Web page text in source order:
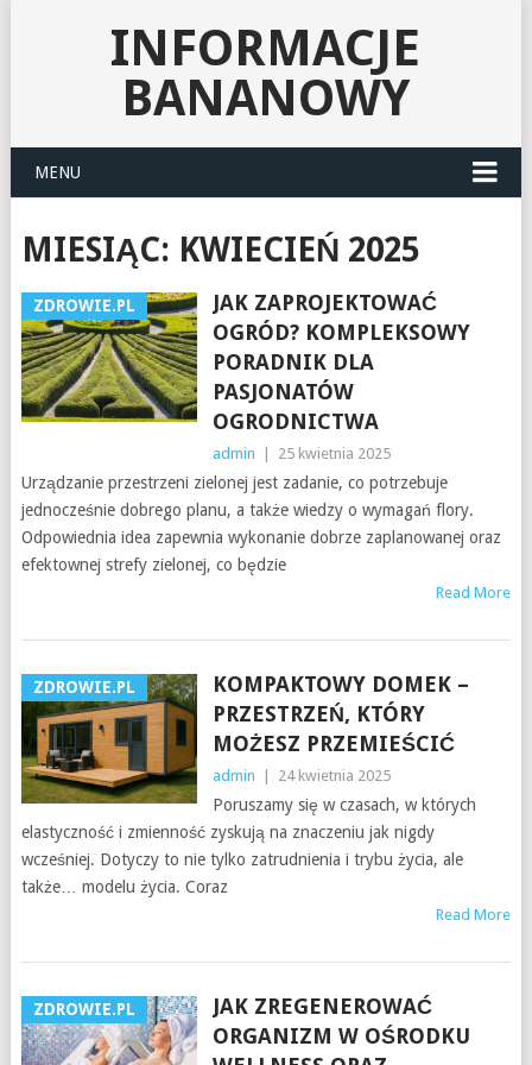
INFORMACJE
BANANOWY
MENU
MIESIĄC: KWIECIEŃ 2025
ZDROWIE.PL
JAK ZAPROJEKTOWAĆ
OGRÓD? KOMPLEKSOWY
PORADNIK DLA
PASJONATÓW
OGRODNICTWA
admin 25 kwietnia 2025
Urządzanie przestrzeni zielonej jest zadanie, co potrzebuje
jednocześnie dobrego planu, a także wiedzy o wymagań flory.
Odpowiednia idea zapewnia wykonanie dobrze zaplanowanej oraz
efektownej strefy zielonej, co będzie
Read More
ZDROWIE.PL
KOMPAKTOWY DOMEK –
PRZESTRZEŃ, KTÓRY
MOŻESZ PRZEMIEŚCIĆ
admin 24 kwietnia 2025
Poruszamy się w czasach, w których
elastyczność i zmienność zyskują na znaczeniu jak nigdy
wcześniej. Dotyczy to nie tylko zatrudnienia i trybu życia, ale
także… modelu życia. Coraz
Read More
ZDROWIE.PL
JAK ZREGENEROWAĆ
ORGANIZM W OŚRODKU